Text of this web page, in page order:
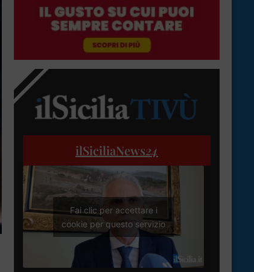
ilSiciliaNews24
Fai clic per accettare i
cookie per questo servizio